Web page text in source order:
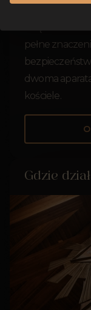
pełne
dwoma
kościele.
Gdzie